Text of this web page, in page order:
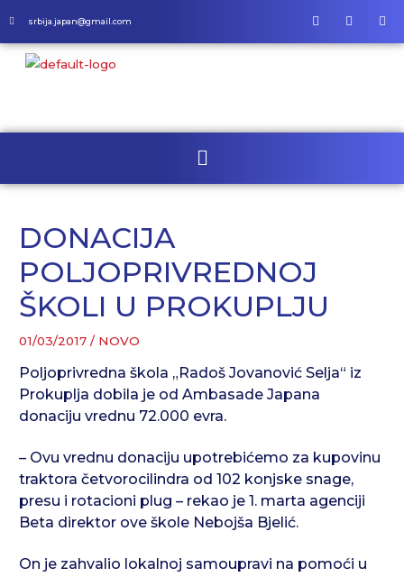
srbija.japan@gmail.com
DONACIJA
POLJOPRIVREDNOJ
ŠKOLI U PROKUPLJU
01/03/2017/ NOVO
Poljoprivredna škola „Radoš Jovanović Selja“ iz
Prokuplja dobila je od Ambasade Japana
donaciju vrednu 72.000 evra.
– Ovu vrednu donaciju upotrebićemo za kupovinu
traktora četvorocilindra od 102 konjske snage,
presu i rotacioni plug – rekao je 1. marta agenciji
Beta direktor ove škole Nebojša Bjelić.
On je zahvalio lokalnoj samoupravi na pomoći u